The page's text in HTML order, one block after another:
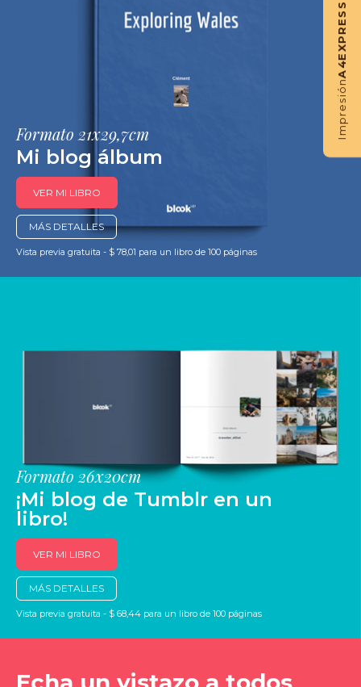
Formato 21x29,7cm
Mi blog álbum
VER MI LIBRO
MÁS DETALLES
Vista previa gratuita - $ 78,01 para un libro de 100 páginas
Formato 26x20cm
¡Mi blog de Tumblr en un
libro!
VER MI LIBRO
MÁS DETALLES
Vista previa gratuita - $ 68,44 para un libro de 100 páginas
Impresión
A4
EXPRESS